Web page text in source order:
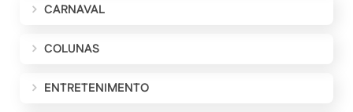
CARNAVAL
COLUNAS
ENTRETENIMENTO